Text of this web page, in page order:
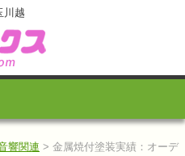
川越
響関連 > 金属焼付塗装実績：オーデ